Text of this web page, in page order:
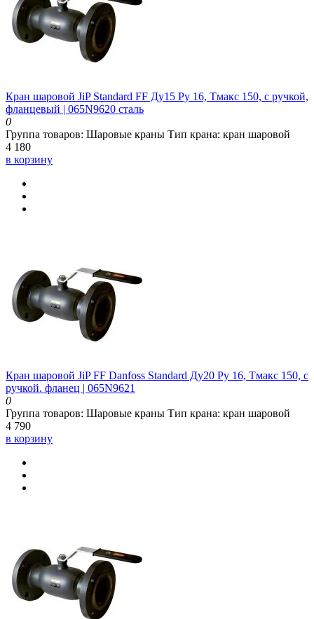
Кран шаровой JiP Standard FF Ду15 Ру 16, Тмакс 150, с ручкой,
фланцевый | 065N9620 сталь
0
Группа товаров: Шаровые краны Тип крана: кран шаровой
4 180
в корзину
Кран шаровой JiP FF Danfoss Standard Ду20 Ру 16, Тмакс 150, с
ручкой. фланец | 065N9621
0
Группа товаров: Шаровые краны Тип крана: кран шаровой
4 790
в корзину